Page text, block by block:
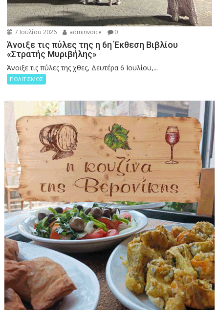
7 Ιουλίου 2026 adminvoice 0
Άνοιξε τις πύλες της η 6η Έκθεση Βιβλίου
«Στρατής Μυριβήλης»
Άνοιξε τις πύλες της χθες, Δευτέρα 6 Ιουλίου,...
ΠΟΛΙΤΙΣΜΟΣ